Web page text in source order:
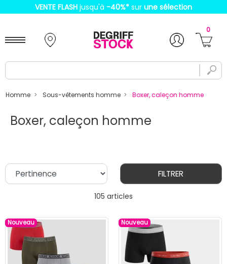
VENTE FLASH jusqu'à -40%* sur une sélection
0
Homme Sous-vêtements homme Boxer, caleçon homme
Boxer, caleçon homme
105 articles
FILTRER
Nouveau Nouveau